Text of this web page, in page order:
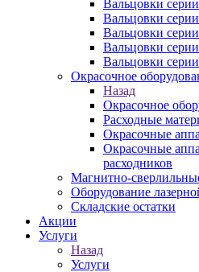
Вальцовки
Вальцовки
Вальцовки
Вальцовки
Вальцовки
Окрасочное
Назад
Окрасочное
Расходные
Окрасочные
Окрасочные
расходников
Магнитно-
Оборудование
Складские остатки
Акции
Услуги
Назад
Услуги